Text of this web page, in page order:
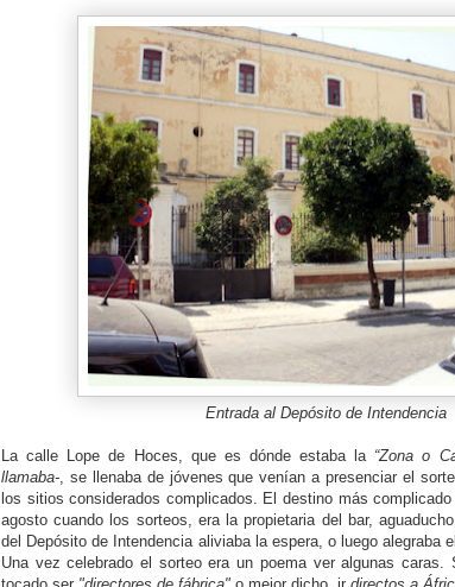
Entrada al Depósito de Intendencia
La calle Lope de Hoces, que es dónde estaba la “Zona o
llamaba-, se llenaba de jóvenes que venían a presenciar el
los sitios considerados complicados. El destino más
agosto cuando los sorteos, era la propietaria del bar,
del Depósito de Intendencia aliviaba la espera, o luego alegraba
Una vez celebrado el sorteo era un poema ver algunas caras.